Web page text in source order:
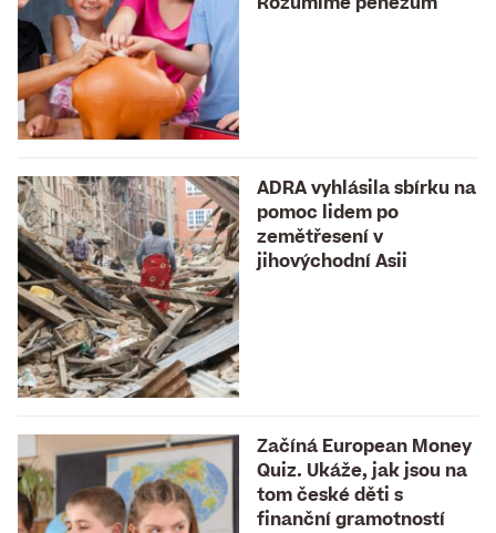
ADRA vyhlásila sbírku na
pomoc lidem po
zemětřesení v
jihovýchodní Asii
Začíná European Money
Quiz. Ukáže, jak jsou na
tom české děti s
finanční gramotností